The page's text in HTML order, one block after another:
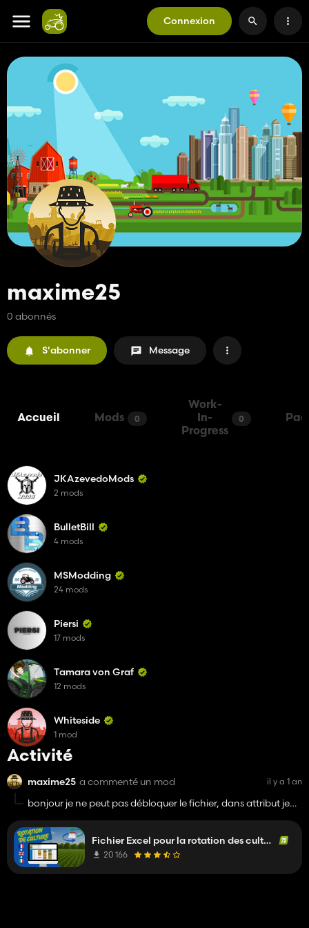
Connexion
maxime25
0 abonnés
S'abonner Message
Accueil Mods 0
Work-
In-
Progress
0
Activité
maxime25 a commenté un mod il y a 1 an
bonjour je ne peut pas débloquer le fichier, dans attribut je
Fichier Excel pour la rotation des cultures
20 166
JKAzevedoMods
2 mods
BulletBill
4 mods
MSModding
24 mods
Piersi
17 mods
Tamara von Graf
12 mods
Whiteside
1 mod